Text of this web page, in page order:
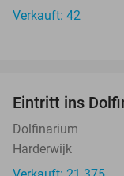
Verkauft: 42
Eintritt ins
Dolfinarium
Harderwijk